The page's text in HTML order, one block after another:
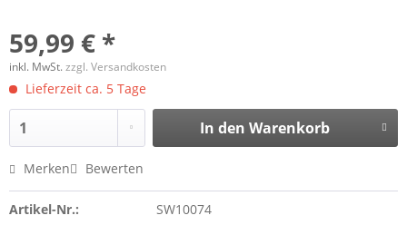
59,99 € *
inkl. MwSt.zzgl. Versandkosten
Lieferzeit ca. 5 Tage
In den Warenkorb
Merken Bewerten
Artikel-Nr.: SW10074